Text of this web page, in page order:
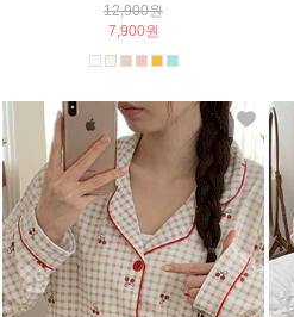
12,900원
7,900원